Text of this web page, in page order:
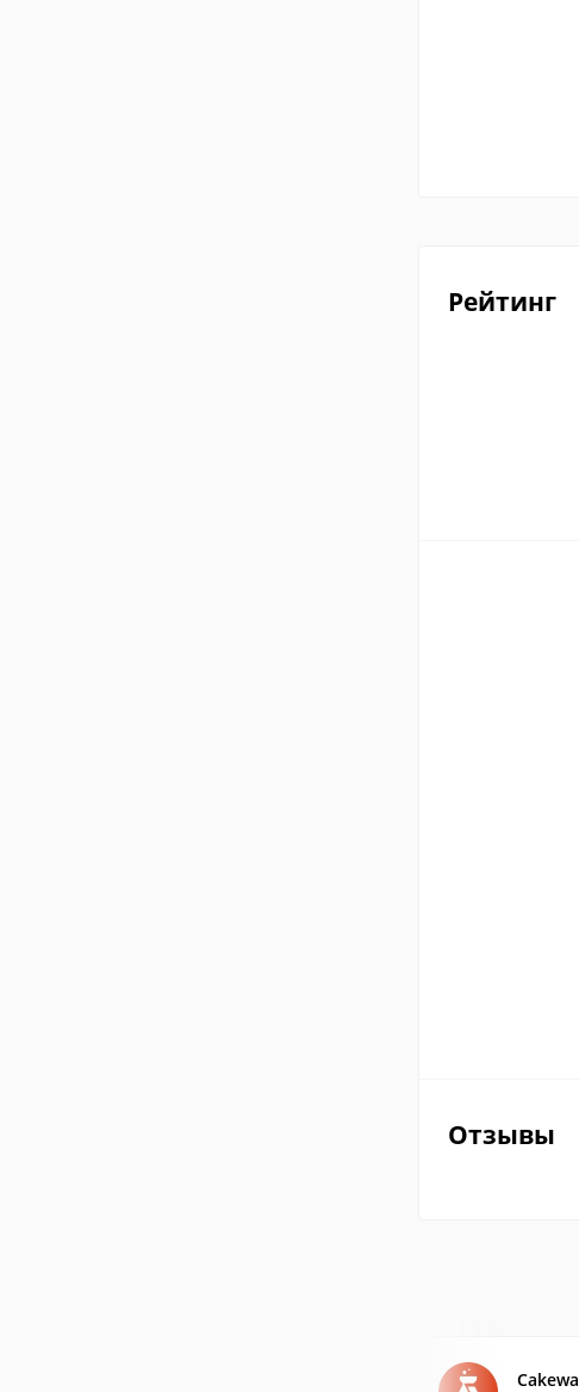
Рейтинг
Отзывы